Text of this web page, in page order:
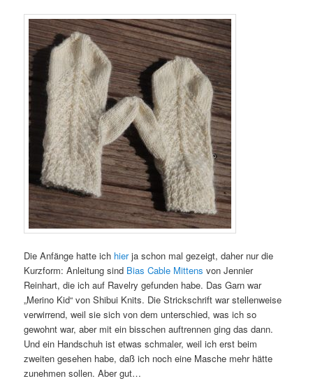
Die Anfänge hatte ich hierja schon mal gezeigt, daher nur die
Kurzform: Anleitung sind Bias Cable Mittensvon Jennier
Reinhart, die ich auf Ravelry gefunden habe. Das Garn war
„Merino Kid“ von Shibui Knits. Die Strickschrift war stellenweise
verwirrend, weil sie sich von dem unterschied, was ich so
gewohnt war, aber mit ein bisschen auftrennen ging das dann.
Und ein Handschuh ist etwas schmaler, weil ich erst beim
zweiten gesehen habe, daß ich noch eine Masche mehr hätte
zunehmen sollen. Aber gut…